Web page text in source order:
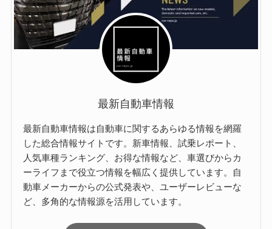
最新自動車情報
最新自動車情報は自動車に関するあらゆる情報を網羅
した総合情報サイトです。新車情報、試乗レポート、
人気車種ランキング、お得な情報など、車選びからカ
ーライフまで役立つ情報を幅広く提供しています。自
動車メーカーからの公式発表や、ユーザーレビューな
ど、多角的な情報源を活用しています。